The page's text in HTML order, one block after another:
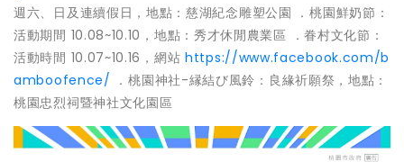
週六、日及連續假日，地點：慈湖紀念雕塑公園 ．桃園鮮奶節：
活動期間 10.08~10.10，地點：秀才休閒農業區 ．眷村文化節：
活動時間 10.07~10.16，網站 https://www.facebook.com/b
amboofence/ ．桃園神社-縁結び風鈴：良緣祈願祭，地點：
桃園忠烈祠暨神社文化園區